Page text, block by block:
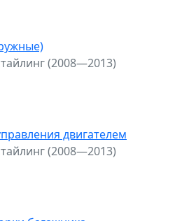
(2008—2013)
двигателем
(2008—2013)